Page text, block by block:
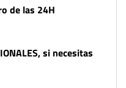
de las 24H
si necesitas